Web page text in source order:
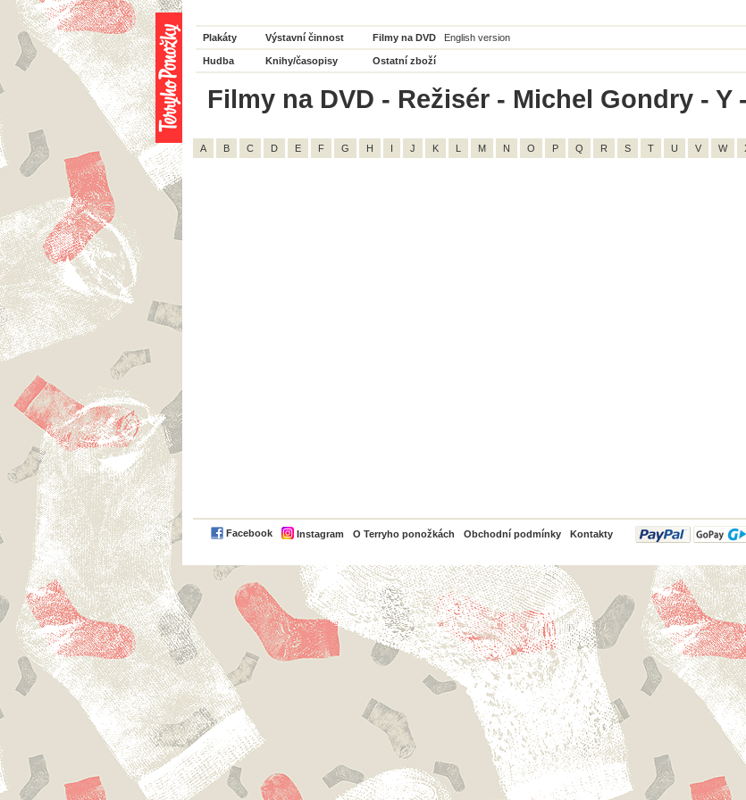
Plakáty Výstavní činnost Filmy na DVD English version
Hudba Knihy/časopisy Ostatní zboží
Filmy na DVD - Režisér - Michel Gondry - Y
A B C D E F G H I J K L M N O P Q R S T U V W
Facebook Instagram O Terryho ponožkách Obchodní podmínky Kontakty
PayPal